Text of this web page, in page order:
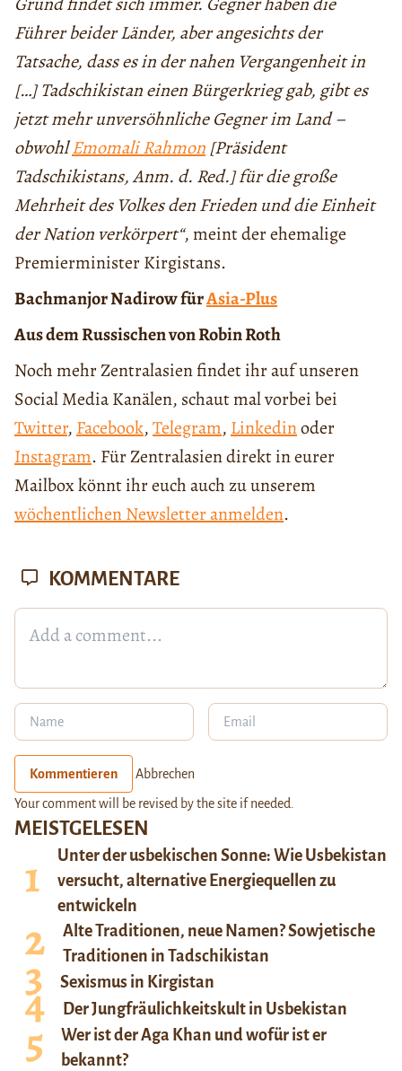
Führer beider Länder, aber angesichts der
Tatsache, dass es in der nahen Vergangenheit in
[…] Tadschikistan einen Bürgerkrieg gab, gibt es
jetzt mehr unversöhnliche Gegner im Land –
obwohlEmomali Rahmon[Präsident
Tadschikistans, Anm. d. Red.] für die große
Mehrheit des Volkes den Frieden und die Einheit
der Nation verkörpert“, meint der ehemalige
Premierminister Kirgistans.
Bachmanjor Nadirow fürAsia-Plus
Aus dem Russischen von Robin Roth
Noch mehr Zentralasien findet ihr auf unseren
Social Media Kanälen, schaut mal vorbei bei
Twitter, Facebook,Telegram, Linkedinoder
Instagram. Für Zentralasien direkt in eurer
Mailbox könnt ihr euch auch zu unserem
wöchentlichen Newsletter anmelden.
MEISTGELESEN
Unter der usbekischen Sonne: Wie Usbekistan
versucht, alternative Energiequellen zu
entwickeln
Alte Traditionen, neue Namen? Sowjetische
Traditionen in Tadschikistan
Sexismus in Kirgistan
Der Jungfräulichkeitskult in Usbekistan
Wer ist der Aga Khan und wofür ist er
bekannt?
KOMMENTARE
Kommentieren Abbrechen
Your comment will be revised by the site if needed.